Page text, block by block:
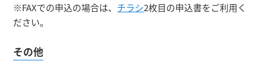
※FAXでの申込の場合は、 チラシ2枚目の申込書をご利用く
ださい。
その他